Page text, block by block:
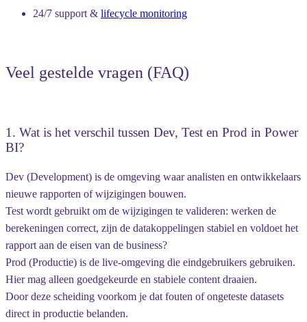
24/7 support & lifecycle monitoring
Veel gestelde vragen (FAQ)
1. Wat is het verschil tussen Dev, Test en Prod in Power
BI?
Dev (Development) is de omgeving waar analisten en ontwikkelaars
nieuwe rapporten of wijzigingen bouwen.
Test wordt gebruikt om de wijzigingen te valideren: werken de
berekeningen correct, zijn de datakoppelingen stabiel en voldoet het
rapport aan de eisen van de business?
Prod (Productie) is de live-omgeving die eindgebruikers gebruiken.
Hier mag alleen goedgekeurde en stabiele content draaien.
Door deze scheiding voorkom je dat fouten of ongeteste datasets
direct in productie belanden.